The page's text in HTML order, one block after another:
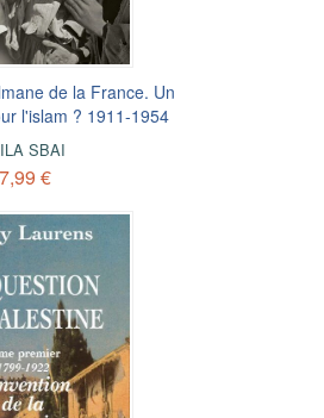
de la France. Un
l'islam ? 1911-1954
SBAI
€